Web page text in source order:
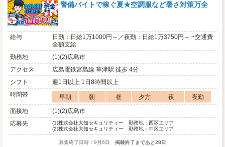
警備バイトで稼ぐ夏★空調服など暑さ対策万全
給与
日勤：日給1万1000円～／夜勤：日給1万3750円～ +交通費
全額支給
勤務地
(1)(2)広島市
アクセス
広島電鉄宮島線 草津駅 徒歩 4分
シフト
週1日以上 1日8時間以上
時間帯
早朝 朝 昼 夕方 夜
夜勤
面接地
(1)(2)広島市
応募先
(1)株式会社大知セキュリティー 勤務地：西区エリア
(2)株式会社大知セキュリティー 勤務地：中区エリア
募集終了日時：9月6日 掲載終了まであと28日